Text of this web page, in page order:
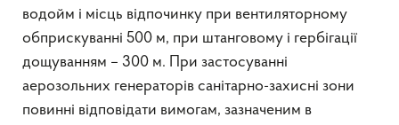
водойм і місць відпочинку при вентиляторному
обприскуванні 500 м, при штанговому і гербігації
дощуванням – 300 м. При застосуванні
аерозольних генераторів санітарно-захисні зони
повинні відповідати вимогам, зазначеним в